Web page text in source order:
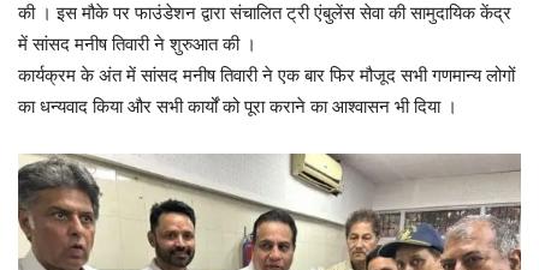
की । इस मौके पर फाउंडेशन द्वारा संचालित ट्री एंबुलेंस सेवा की सामुदायिक केंद्र
में सांसद मनीष तिवारी ने शुरुआत की ।
कार्यक्रम के अंत में सांसद मनीष तिवारी ने एक बार फिर मौजूद सभी गणमान्य लोगों
का धन्यवाद किया और सभी कार्यों को पूरा कराने का आश्वासन भी दिया ।